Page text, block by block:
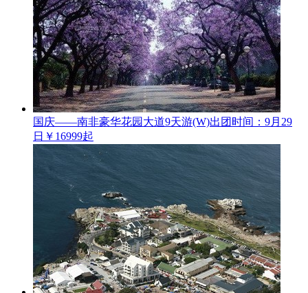
国庆——南非豪华花园大道9天游(W)出团时间：9月29
日 ￥16999起